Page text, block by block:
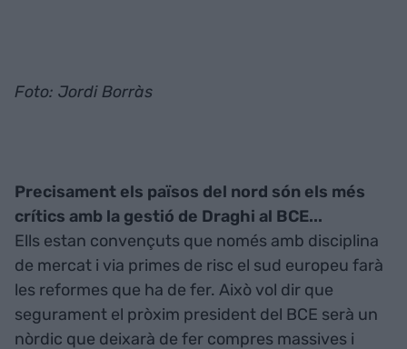
Foto: Jordi Borràs
Precisament els països del nord són els més
crítics amb la gestió de Draghi al BCE...
Ells estan convençuts que només amb disciplina
de mercat i via primes de risc el sud europeu farà
les reformes que ha de fer. Això vol dir que
segurament el pròxim president del BCE serà un
nòrdic que deixarà de fer compres massives i